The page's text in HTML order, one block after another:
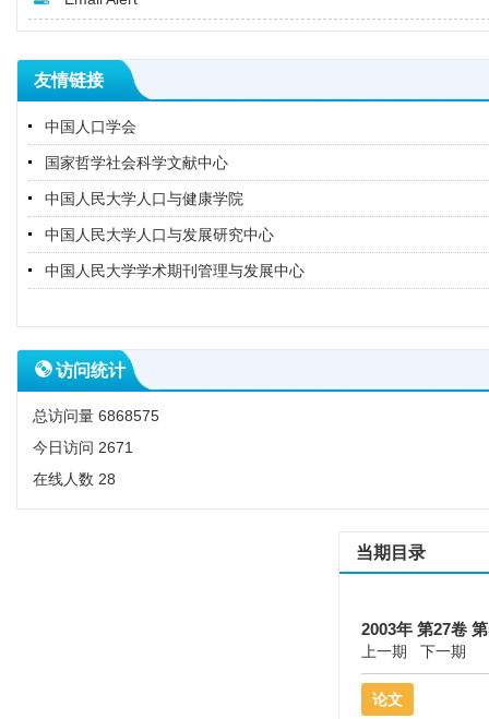
友情链接
中国人口学会
国家哲学社会科学文献中心
中国人民大学人口与健康学院
中国人民大学人口与发展研究中心
中国人民大学学术期刊管理与发展中心
访问统计
总访问量 6868575
今日访问 2671
在线人数 28
当期目录
2003年 第27卷
上一期 下一期
论文